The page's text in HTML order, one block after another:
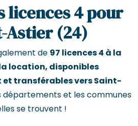
licences 4 pour
Astier (24)
de 97 licences 4 à la
location, disponibles
transférables vers Saint-
départements et les communes
se trouvent !